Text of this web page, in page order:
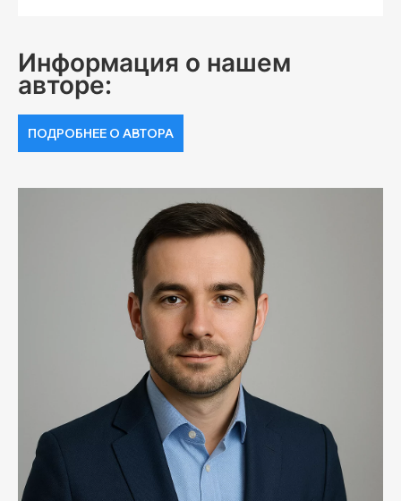
Информация о нашем
авторе:
ПОДРОБНЕЕ О АВТОРА